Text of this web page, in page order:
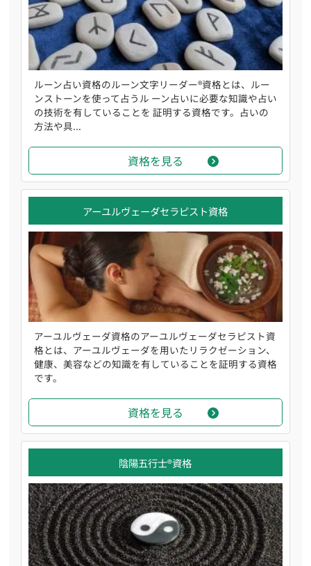
ルーン占い資格のルーン文字リーダー®資格とは、ルー
ンストーンを使って占うル ーン占いに必要な知識や占い
の技術を有していることを 証明する資格です。占いの
方法や具...
資格を見る
アーユルヴェーダセラピスト資格
アーユルヴェーダ資格のアーユルヴェーダセラピスト資
格とは、アーユルヴェーダを用いたリラクゼーション、
健康、美容などの知識を有していることを証明する資格
です。
資格を見る
陰陽五行士®資格